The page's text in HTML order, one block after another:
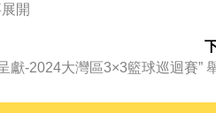
開
獻-2024大灣區3×3籃球巡迴賽”